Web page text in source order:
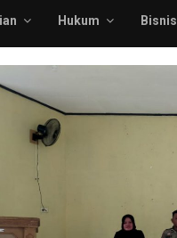
Hukum Bisnis